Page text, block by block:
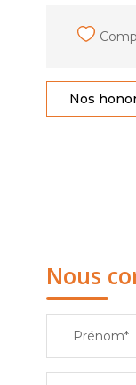
Nos
Nous
Prénom*